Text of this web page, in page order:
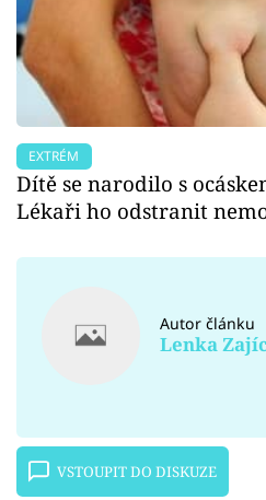
EXTRÉM
Dítě se narodilo s
Lékaři ho odstranit
Autor článku
Lenka
VSTOUPIT DO DISKUZE